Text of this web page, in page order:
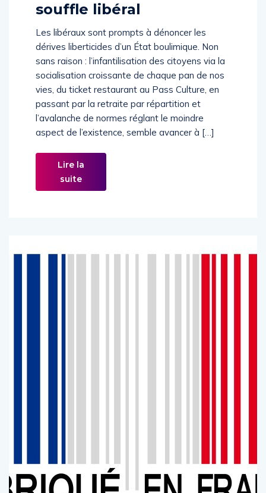
souffle libéral
Les libéraux sont prompts à dénoncer les
dérives liberticides d’un État boulimique. Non
sans raison : l’infantilisation des citoyens via la
socialisation croissante de chaque pan de nos
vies, du ticket restaurant au Pass Culture, en
passant par la retraite par répartition et
l’avalanche de normes réglant le moindre
aspect de l’existence, semble avancer à […]
Lire la
suite